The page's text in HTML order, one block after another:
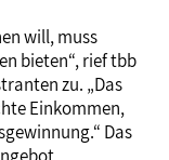
will, muss
bieten“, rief tbb
zu. „Das
Einkommen,
Das